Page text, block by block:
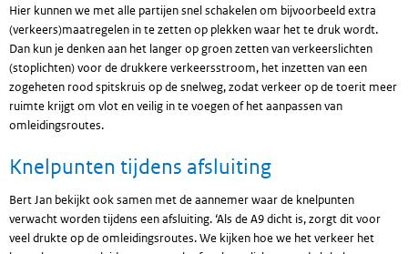
Hier kunnen we met alle partijen snel schakelen om bijvoorbeeld extra
(verkeers)maatregelen in te zetten op plekken waar het te druk wordt.
Dan kun je denken aan het langer op groen zetten van verkeerslichten
(stoplichten) voor de drukkere verkeersstroom, het inzetten van een
zogeheten rood spitskruis op de snelweg, zodat verkeer op de toerit meer
ruimte krijgt om vlot en veilig in te voegen of het aanpassen van
omleidingsroutes.
Knelpunten tijdens afsluiting
Bert Jan bekijkt ook samen met de aannemer waar de knelpunten
verwacht worden tijdens een afsluiting. ‘Als de A9 dicht is, zorgt dit voor
veel drukte op de omleidingsroutes. We kijken hoe we het verkeer het